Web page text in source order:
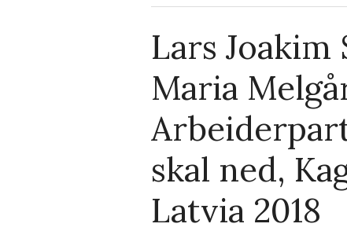
Lars Joakim
Maria
skal ned,
Latvia 2018